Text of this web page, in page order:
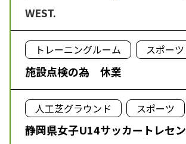
WEST.
トレーニングルーム スポーツ
施設点検の為 休業
人工芝グラウンド スポーツ
静岡県女子U14サッカートレセン